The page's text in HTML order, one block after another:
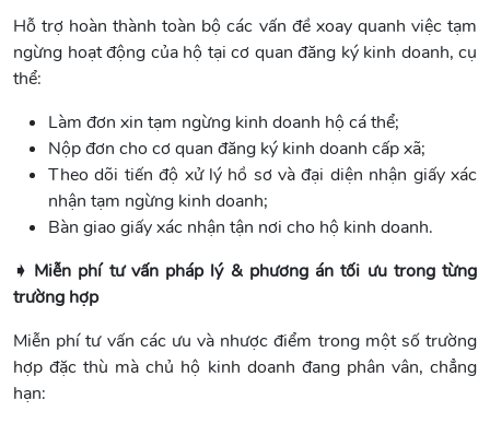
Hỗ trợ hoàn thành toàn bộ các vấn đề xoay quanh việc tạm
ngừng hoạt động của hộ tại cơ quan đăng ký kinh doanh, cụ
thể:
Làm đơn xin tạm ngừng kinh doanh hộ cá thể;
Nộp đơn cho cơ quan đăng ký kinh doanh cấp xã;
Theo dõi tiến độ xử lý hồ sơ và đại diện nhận giấy xác
nhận tạm ngừng kinh doanh;
Bàn giao giấy xác nhận tận nơi cho hộ kinh doanh.
➧ Miễn phí tư vấn pháp lý & phương án tối ưu trong từng
trường hợp
Miễn phí tư vấn các ưu và nhược điểm trong một số trường
hợp đặc thù mà chủ hộ kinh doanh đang phân vân, chẳng
hạn: